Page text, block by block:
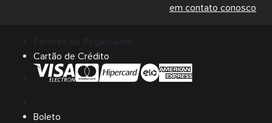
em contato conosco
Cartão de Crédito
Boleto